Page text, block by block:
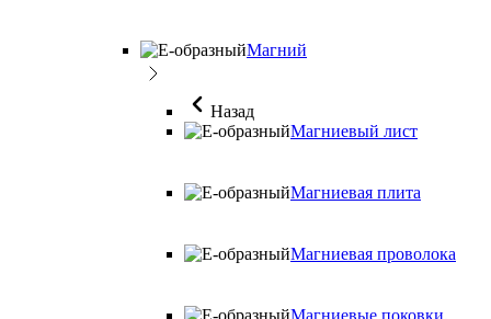
Магний
Назад
Магниевый лист
Магниевая плита
Магниевая проволока